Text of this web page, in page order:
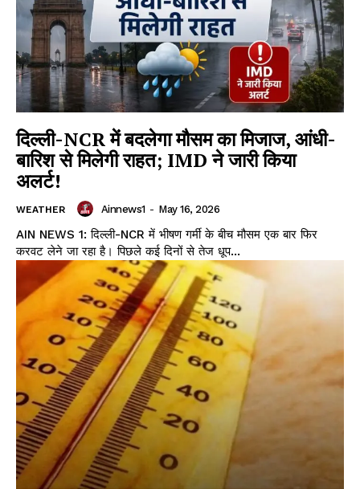
दिल्ली-NCR में बदलेगा मौसम का मिजाज, आंधी-
बारिश से मिलेगी राहत; IMD ने जारी किया
अलर्ट!
WEATHER Ainnews1 - May 16, 2026
AIN NEWS 1: दिल्ली-NCR में भीषण गर्मी के बीच मौसम एक बार फिर
करवट लेने जा रहा है। पिछले कई दिनों से तेज धूप...